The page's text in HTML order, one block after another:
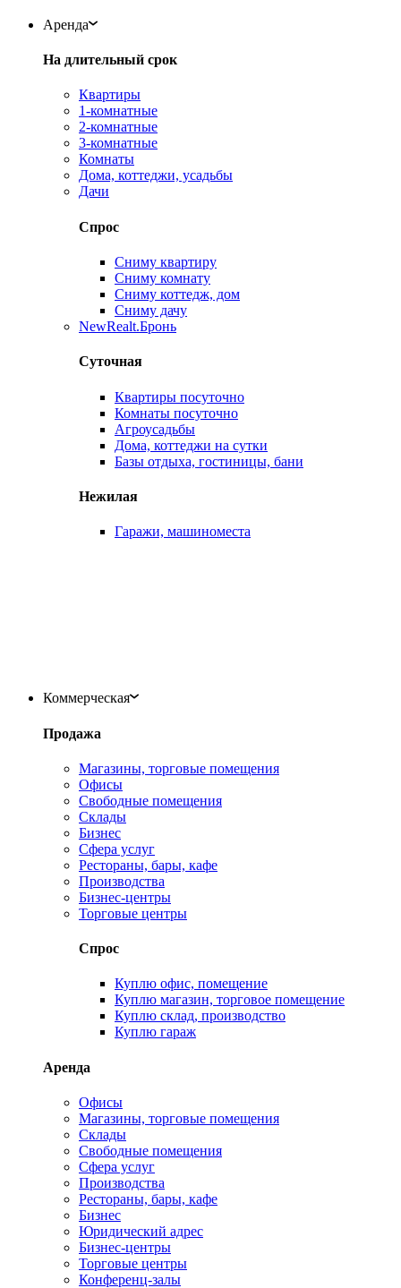
Аренда
На длительный срок
Квартиры
1-комнатные
2-комнатные
3-комнатные
Комнаты
Дома, коттеджи, усадьбы
Дачи
Спрос
Сниму квартиру
Сниму комнату
Сниму коттедж, дом
Сниму дачу
NewRealt.Бронь
Суточная
Квартиры посуточно
Комнаты посуточно
Агроусадьбы
Дома, коттеджи на сутки
Базы отдыха, гостиницы, бани
Нежилая
Гаражи, машиноместа
Коммерческая
Продажа
Магазины, торговые помещения
Офисы
Свободные помещения
Склады
Бизнес
Сфера услуг
Рестораны, бары, кафе
Производства
Бизнес-центры
Торговые центры
Спрос
Куплю офис, помещение
Куплю магазин, торговое помещение
Куплю склад, производство
Куплю гараж
Аренда
Офисы
Магазины, торговые помещения
Склады
Свободные помещения
Сфера услуг
Производства
Рестораны, бары, кафе
Бизнес
Юридический адрес
Бизнес-центры
Торговые центры
Конференц-залы